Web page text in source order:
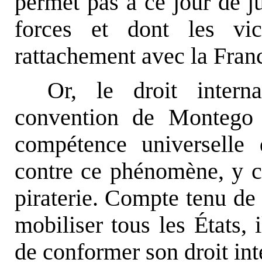
forces et dont les
rattachement avec la
Or, le droit
convention de
compétence
contre ce phénomène, y
piraterie. Compte tenu
mobiliser tous les États,
de conformer son droit